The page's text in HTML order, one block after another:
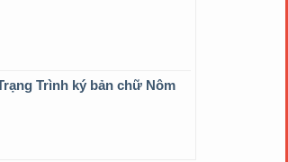
Trình ký bản chữ Nôm